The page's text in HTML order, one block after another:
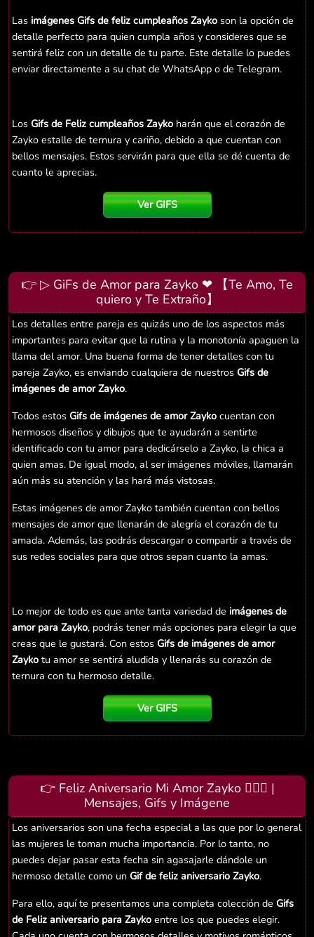
Las imágenes Gifs de feliz cumpleaños Zayko son la opción de
detalle perfecto para quien cumpla años y consideres que se
sentirá feliz con un detalle de tu parte. Este detalle lo puedes
enviar directamente a su chat de WhatsApp o de Telegram.
Los Gifs de Feliz cumpleaños Zayko harán que el corazón de
Zayko estalle de ternura y cariño, debido a que cuentan con
bellos mensajes. Estos servirán para que ella se dé cuenta de
cuanto le aprecias.
Ver GIFS
👉 ▷ GiFs de Amor para Zayko ❤ 【Te Amo, Te
quiero y Te Extraño】
Los detalles entre pareja es quizás uno de los aspectos más
importantes para evitar que la rutina y la monotonía apaguen la
llama del amor. Una buena forma de tener detalles con tu
pareja Zayko, es enviando cualquiera de nuestros Gifs de
imágenes de amor Zayko.
Todos estos Gifs de imágenes de amor Zayko cuentan con
hermosos diseños y dibujos que te ayudarán a sentirte
identificado con tu amor para dedicárselo a Zayko, la chica a
quien amas. De igual modo, al ser imágenes móviles, llamarán
aún más su atención y las hará más vistosas.
Estas imágenes de amor Zayko también cuentan con bellos
mensajes de amor que llenarán de alegría el corazón de tu
amada. Además, las podrás descargar o compartir a través de
sus redes sociales para que otros sepan cuanto la amas.
Lo mejor de todo es que ante tanta variedad de imágenes de
amor para Zayko, podrás tener más opciones para elegir la que
creas que le gustará. Con estos Gifs de imágenes de amor
Zayko tu amor se sentirá aludida y llenarás su corazón de
ternura con tu hermoso detalle.
Ver GIFS
👉 Feliz Aniversario Mi Amor Zayko 👨‍❤️‍👨 |
Mensajes, Gifs y Imágene
Los aniversarios son una fecha especial a las que por lo general
las mujeres le toman mucha importancia. Por lo tanto, no
puedes dejar pasar esta fecha sin agasajarle dándole un
hermoso detalle como un Gif de feliz aniversario Zayko.
Para ello, aquí te presentamos una completa colección de Gifs
de Feliz aniversario para Zayko entre los que puedes elegir.